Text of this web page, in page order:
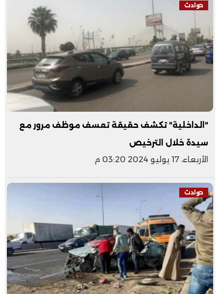
حوادث
"الداخلية" تكشف حقيقة تعسف موظف مرور مع
سيدة خلال الترخيص
الأربعاء، 17 يوليو 2024 03:20 م
حوادث